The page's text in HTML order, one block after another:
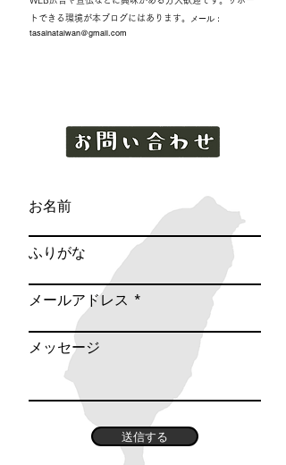
トできる環境が本ブログにはあります。 メール：
tasainataiwan＠gmail.com
お名前
ふりがな
メールアドレス
メッセージ
送信する